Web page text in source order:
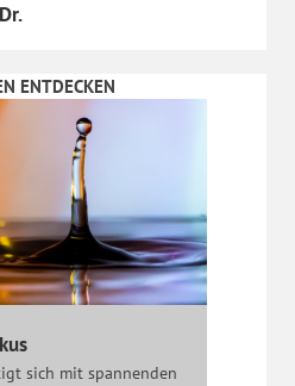
ENTDECKEN
sich mit spannenden